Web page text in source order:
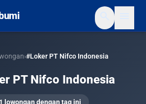
›#Loker PT Nifco Indonesia
PT Nifco Indonesia
1 lowongan dengan tag ini